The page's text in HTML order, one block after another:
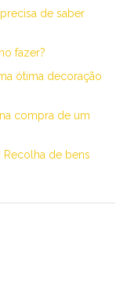
de saber
fazer?
ótima decoração
compra de um
de bens